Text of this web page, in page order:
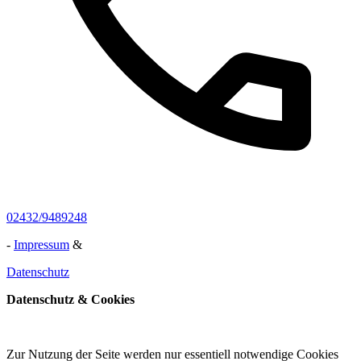
02432/9489248
- Impressum &
Datenschutz
Datenschutz & Cookies
Zur Nutzung der Seite werden nur essentiell notwendige Cookies